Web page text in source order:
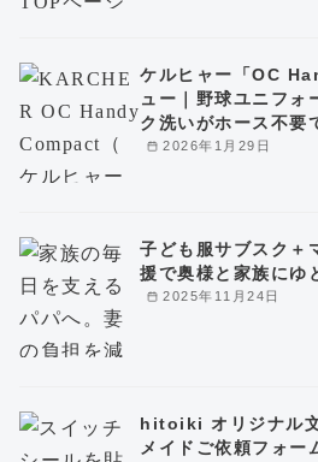
2026年1月29日
ケルヒャー「OC
ュー｜野球ユニフォ
ク洗いがホース不要
2025年11月24日
子ども服サブスク＋
援で奥様と家族にゆ
hitoiki オリジナル
メイドご依頼フォー